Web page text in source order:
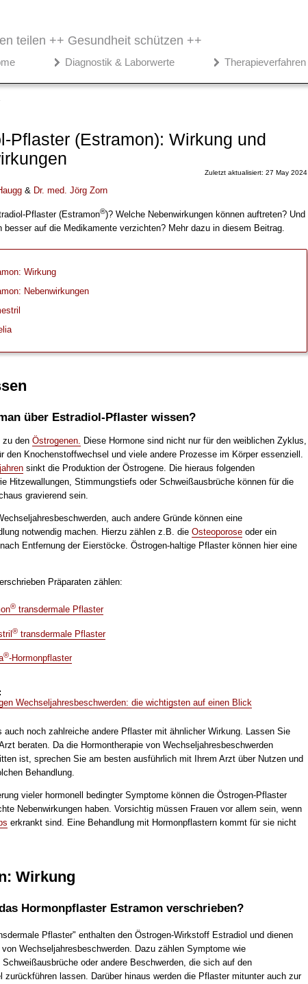
teilen ++ Gesundheit schützen ++
Diagnostik & Laborwerte Therapieverfahren
Pflaster (Estramon): Wirkung und
Zuletzt aktualisiert: 27 May 2024
& Dr. med. Jörg Zorn
Pflaster (Estramon®)? Welche Nebenwirkungen können auftreten? Und
besser auf die Medikamente verzichten? Mehr dazu in diesem Beitrag.
Wirkung
Nebenwirkungen
über Estradiol-Pflaster wissen?
zu den Östrogenen. Diese Hormone sind nicht nur für den weiblichen Zyklus,
den Knochenstoffwechsel und viele andere Prozesse im Körper essenziell.
sinkt die Produktion der Östrogene. Die hieraus folgenden
Hitzewallungen, Stimmungstiefs oder Schweißausbrüche können für die
gravierend sein.
auch andere Gründe können eine
notwendig machen. Hierzu zählen z.B. die Osteoporoseoder ein
Entfernung der Eierstöcke. Östrogen-haltige Pflaster können hier eine
Präparaten zählen:
®transdermale Pflaster
®transdermale Pflaster
®-Hormonpflaster
Wechseljahresbeschwerden: die wichtigsten auf einen Blick
auch noch zahlreiche andere Pflaster mit ähnlicher Wirkung. Lassen Sie
beraten. Da die Hormontherapie von Wechseljahresbeschwerden
ist, sprechen Sie am besten ausführlich mit Ihrem Arzt über Nutzen und
Behandlung.
vieler hormonell bedingter Symptome können die Östrogen-Pflaster
Nebenwirkungen haben. Vorsichtig müssen Frauen vor allem sein, wenn
erkrankt sind. Eine Behandlung mit Hormonpflastern kommt für sie nicht
Wirkung
Hormonpflaster Estramon verschrieben?
Pflaster" enthalten den Östrogen-Wirkstoff Estradiol und dienen
Wechseljahresbeschwerden. Dazu zählen Symptome wie
Schweißausbrüche oder andere Beschwerden, die sich auf den
zurückführen lassen. Darüber hinaus werden die Pflaster mitunter auch zur